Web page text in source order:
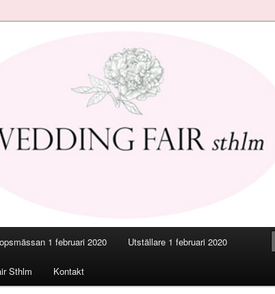
2020
1 februari 2020 Utställare 1 februari 2020
Sthlm Kontakt